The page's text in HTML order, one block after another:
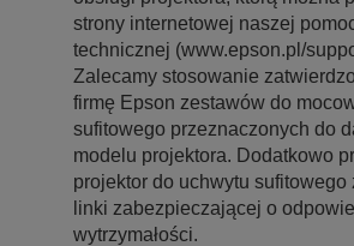
strony internetowej naszej
technicznej (www.epson.pl/
Zalecamy stosowanie
firmę Epson zestawów do
sufitowego przeznaczonych do
modelu projektora. Dodatkowo
projektor do uchwytu sufitowego
linki zabezpieczającej o
wytrzymałości.